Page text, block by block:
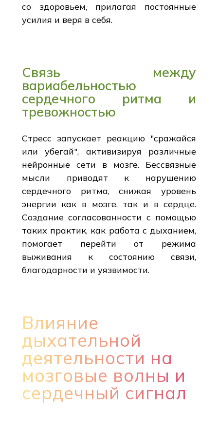
со здоровьем, прилагая постоянные
усилия и веря в себя.
Связь между
вариабельностью
сердечного ритма и
тревожностью
Стресс запускает реакцию "сражайся
или убегай", активизируя различные
нейронные сети в мозге. Бессвязные
мысли приводят к нарушению
сердечного ритма, снижая уровень
энергии как в мозге, так и в сердце.
Создание согласованности с помощью
таких практик, как работа с дыханием,
помогает перейти от режима
выживания к состоянию связи,
благодарности и уязвимости.
Влияние
дыхательной
деятельности на
мозговые волны и
сердечный сигнал